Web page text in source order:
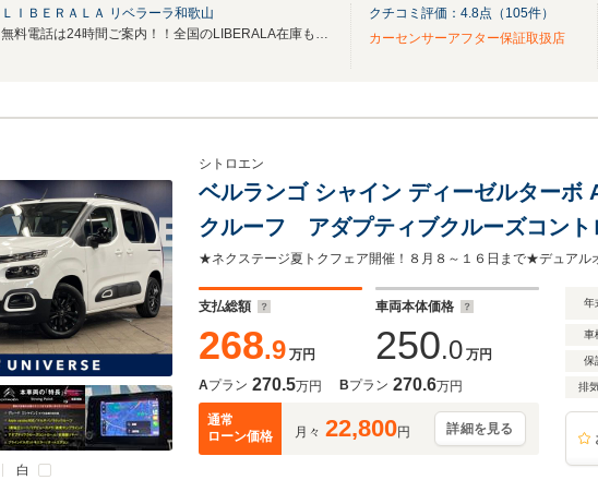
ＬＩＢＥＲＡＬＡ リベラーラ和歌山
無料電話は24時間ご案内！！全国のLIBERALA在庫も見たい方は一括照会が可能です！
クチコミ評価： 4.8点（ 105件）
カーセンサーアフター保証取扱店
白
シトロエン
ベルランゴ シャイン ディーゼルター
クルーフ アダプティブクルーズコン
ー フロント・サイド・バックソナー
ETC 禁煙車
支払総額
268.9 万円
車両本体価格
250.0 万円
Aプラン 270.5万円 Bプラン 270.6万円
通常
ローン価格
月々 22,800円 詳細を見る
年
車
保
排